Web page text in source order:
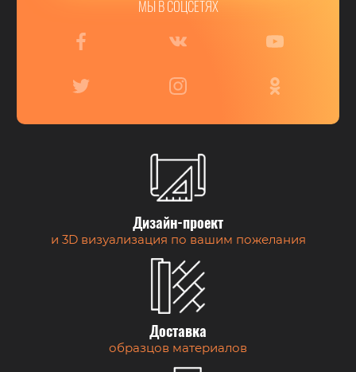
МЫ В СОЦСЕТЯХ
Дизайн-проект
и 3D визуализация по вашим пожелания
Доставка
образцов материалов